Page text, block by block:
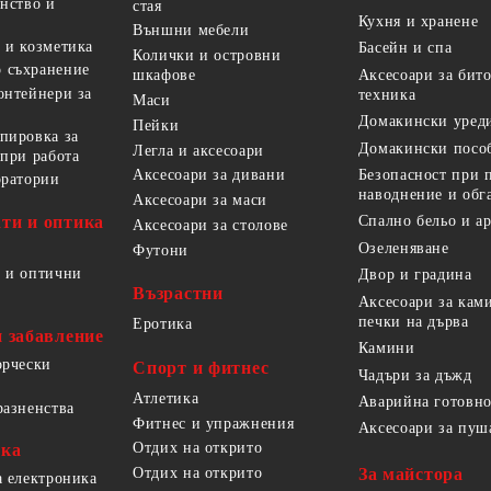
и
козметика
за
за
работа
и оптика
и оптични
забавление
електроника
стая
Външни мебели
Колички и островни
шкафове
Маси
Пейки
Легла и аксесоари
Аксесоари за дивани
Аксесоари за маси
Аксесоари за столове
Футони
Възрастни
Еротика
Спорт и фитнес
Атлетика
Фитнес и упражнения
Отдих на открито
Отдих на открито
Кухня и хранене
Басейн и спа
Аксесоари за
техника
Домакински
Домакински
Безопасност при
наводнение и
Спално бельо и
Озеленяване
Двор и градина
Аксесоари за
печки на дърва
Камини
Чадъри за дъжд
Аварийна
Аксесоари за
За майстора